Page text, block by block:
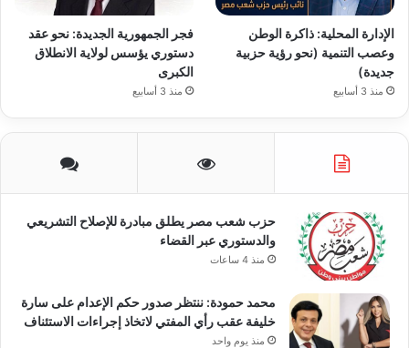
الإدارة المحلية: ذاكرة الوطن
وعصب التنمية (نحو رؤية حزبية
جديدة)
منذ 3 أسابيع
فجر الجمهورية الجديدة: نحو عقد
دستوري يؤسس لولاية الانطلاق
الكبرى
منذ 3 أسابيع
حزب شعب مصر يطلق مبادرة للإصلاح التشريعي
والدستوري عبر القضاء
منذ 4 ساعات
محمد حمودة: ننتظر صدور حكم الإعدام على سارة
خليفة عقب رأي المفتي لاتخاذ إجراءات الاستئناف
منذ يوم واحد